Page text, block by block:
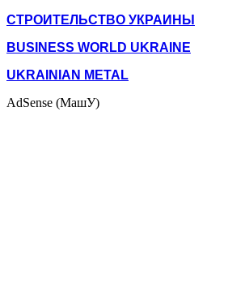
СТРОИТЕЛЬСТВО УКРАИНЫ
BUSINESS WORLD UKRAINE
UKRAINIAN METAL
AdSense (МашУ)